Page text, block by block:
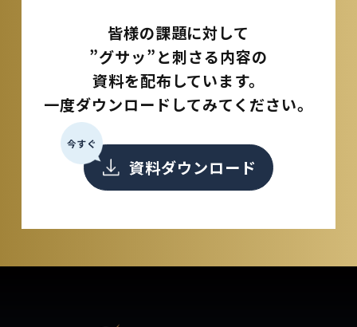
皆様の課題に対して
”グサッ”と刺さる内容の
資料を配布しています。
一度ダウンロードしてみてください。
今すぐ
資料ダウンロード